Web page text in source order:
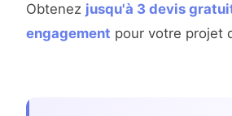
Obtenez jusqu'à 3 devis
engagement pour votre projet